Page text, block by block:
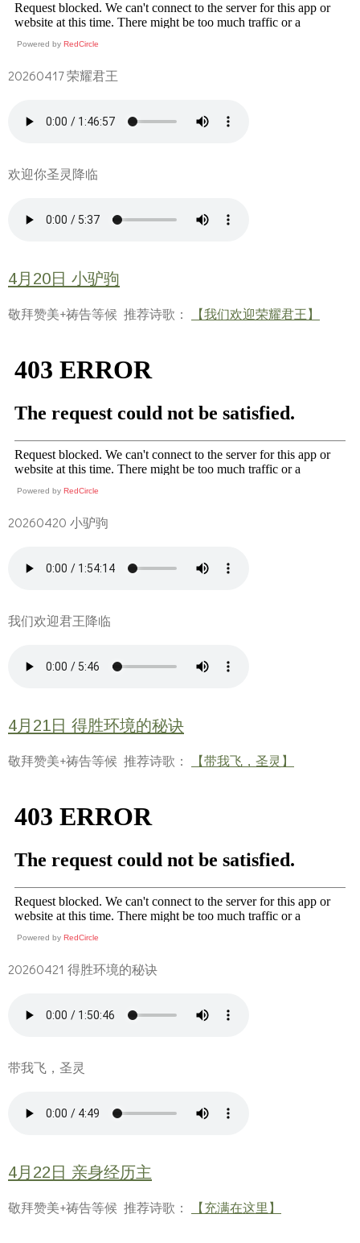
Powered by RedCircle
20260417 荣耀君王
欢迎你圣灵降临
4月20日 小驴驹
敬拜赞美+祷告等候 推荐诗歌： 【我们欢迎荣耀君王】
Powered by RedCircle
20260420 小驴驹
我们欢迎君王降临
4月21日 得胜环境的秘诀
敬拜赞美+祷告等候 推荐诗歌： 【带我飞，圣灵】
Powered by RedCircle
20260421 得胜环境的秘诀
带我飞，圣灵
4月22日 亲身经历主
敬拜赞美+祷告等候 推荐诗歌： 【充满在这里】